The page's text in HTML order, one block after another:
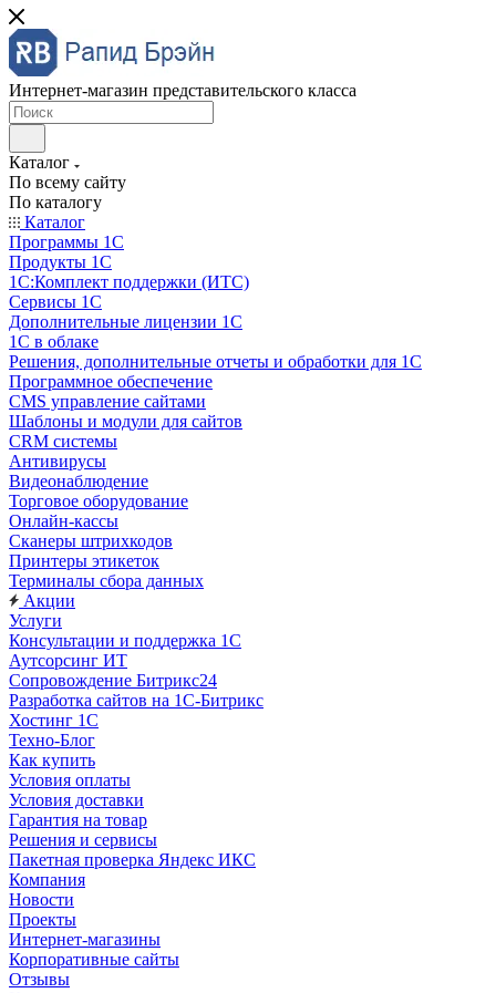
Интернет-магазин представительского класса
Каталог
По всему сайту
По каталогу
Каталог
Программы 1С
Продукты 1С
1С:Комплект поддержки (ИТС)
Сервисы 1С
Дополнительные лицензии 1С
1С в облаке
Решения, дополнительные отчеты и обработки для 1С
Программное обеспечение
CMS управление сайтами
Шаблоны и модули для сайтов
CRM системы
Антивирусы
Видеонаблюдение
Торговое оборудование
Онлайн-кассы
Сканеры штрихкодов
Принтеры этикеток
Терминалы сбора данных
Акции
Услуги
Консультации и поддержка 1C
Аутсорсинг ИТ
Сопровождение Битрикс24
Разработка сайтов на 1С‑Битрикс
Хостинг 1С
Техно-Блог
Как купить
Условия оплаты
Условия доставки
Гарантия на товар
Решения и сервисы
Пакетная проверка Яндекс ИКС
Компания
Новости
Проекты
Интернет-магазины
Корпоративные сайты
Отзывы